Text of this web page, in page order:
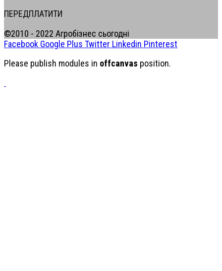
ПЕРЕДПЛАТИТИ
©2010 - 2022 Агробізнес сьогодні
Facebook Google Plus Twitter Linkedin Pinterest
Please publish modules in offcanvas position.